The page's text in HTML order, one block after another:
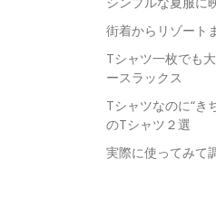
街着からリゾート
Tシャツ一枚でも
ースラックス
Tシャツなのに“き
のTシャツ２選
実際に使ってみて